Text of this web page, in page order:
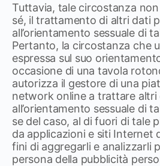
Tuttavia, tale circostanza
sé, il trattamento di altri dati
all’orientamento sessuale di
Pertanto, la circostanza che
espressa sul suo
occasione di una tavola
autorizza il gestore di una
network online a trattare altri
all’orientamento sessuale di
se del caso, al di fuori di tale
da applicazioni e siti Internet
fini di aggregarli e analizzarli
persona della pubblicità